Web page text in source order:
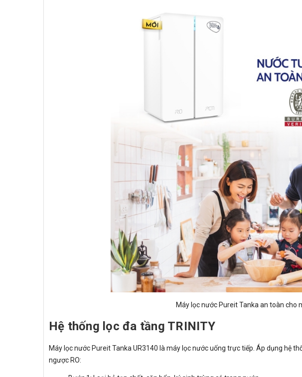
Máy lọc nước Pureit Tanka an toàn cho
Hệ thống lọc đa tầng TRINITY
Máy lọc nước Pureit Tanka UR3140 là máy lọc nước uống trực tiếp. Áp dụng hệ
ngược RO: